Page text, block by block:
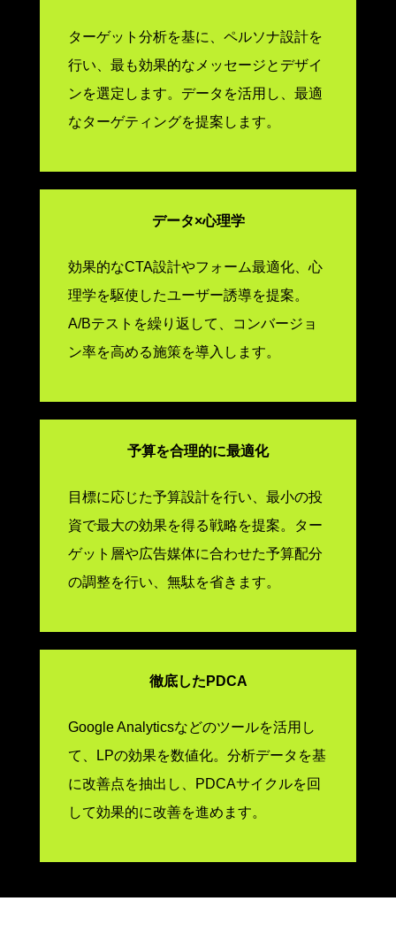
ターゲット分析を基に、ペルソナ設計を
行い、最も効果的なメッセージとデザイ
ンを選定します。データを活用し、最適
なターゲティングを提案します。
データ×心理学
効果的なCTA設計やフォーム最適化、心
理学を駆使したユーザー誘導を提案。
A/Bテストを繰り返して、コンバージョ
ン率を高める施策を導入します。
予算を合理的に最適化
目標に応じた予算設計を行い、最小の投
資で最大の効果を得る戦略を提案。ター
ゲット層や広告媒体に合わせた予算配分
の調整を行い、無駄を省きます。
徹底したPDCA
Google Analyticsなどのツールを活用し
て、LPの効果を数値化。分析データを基
に改善点を抽出し、PDCAサイクルを回
して効果的に改善を進めます。